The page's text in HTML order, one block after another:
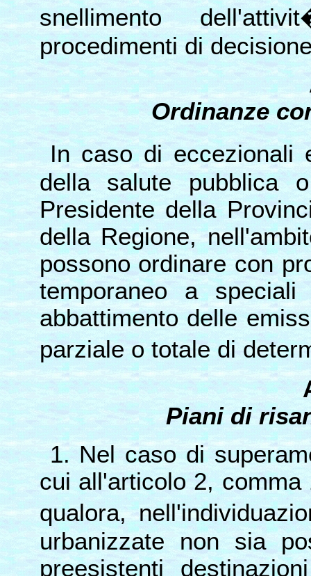
snellimento
procedimenti di
Ordinanze
In caso di
della salute pubblica
Presidente della
della Regione,
possono ordinare con
temporaneo a
abbattimento delle
parziale o totale di
Piani di
1. Nel caso di
cui all'articolo 2,
qualora,
urbanizzate non sia
preesistenti